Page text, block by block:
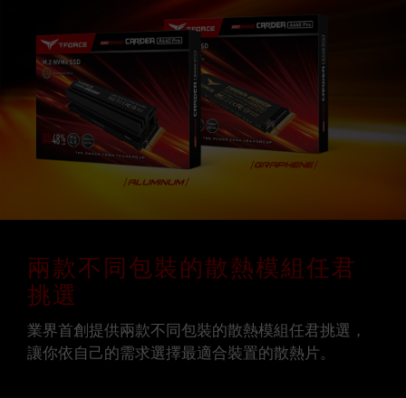
兩款不同包裝的散熱模組任君
挑選
業界首創提供兩款不同包裝的散熱模組任君挑選，
讓你依自己的需求選擇最適合裝置的散熱片。